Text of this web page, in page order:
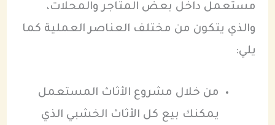
مستعمل داخل بعض المتاجر والمحلات،
والذي يتكون من مختلف العناصر العملية كما
يلي:
من خلال مشروع الأثاث المستعمل
يمكنك بيع كل الأثاث الخشبي الذي